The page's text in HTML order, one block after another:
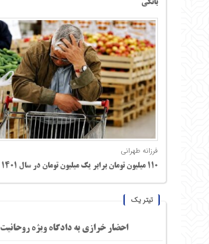
بانکی
فرزانه طهرانی
۱۱۰ میلیون تومان برابر یک میلیون تومان در سال ۱۴۰۱
تیتر یک
احضار خرازی به دادگاه ویژه روحانیت